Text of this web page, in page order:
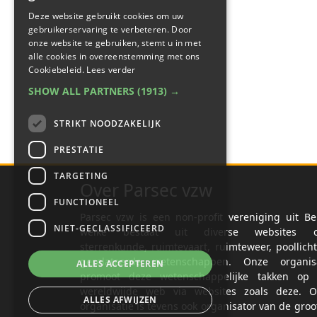
Parsec vzw is een non-profit vereniging uit
welke bestaat uit diverse websites
sterrenkunde, ruimtevaart, ruimteweer,
gerelateerde wetenschappen. Onze
promoot deze wetenschappelijke takken op
wereldwijde web via websites zoals deze.
organisatie is tevens ook organisator van de
Deze website gebruikt cookies om uw
gebruikerservaring te verbeteren. Door
onze website te gebruiken, stemt u in met
alle cookies in overeenstemming met ons
Cookiebeleid. Lees verder
SHOW ALL PARTNERS (1913) →
STRIKT NOODZAKELIJK
PRESTATIE
TARGETING
FUNCTIONEEL
NIET-GECLASSIFICEERD
ALLES ACCEPTEREN
ALLES AFWIJZEN